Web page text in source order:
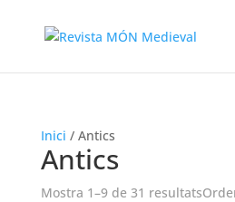
Inici / Antics
Antics
Mostra 1–9 de 31 resultats